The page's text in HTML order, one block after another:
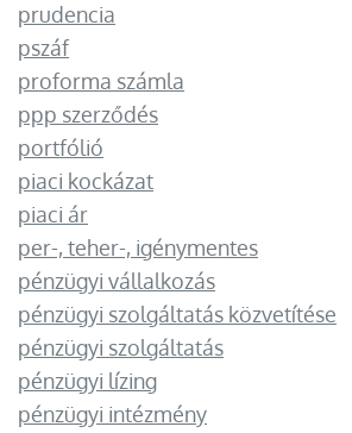
prudencia
pszáf
proforma számla
ppp szerződés
portfólió
piaci kockázat
piaci ár
per-, teher-, igénymentes
pénzügyi vállalkozás
pénzügyi szolgáltatás közvetítése
pénzügyi szolgáltatás
pénzügyi lízing
pénzügyi intézmény